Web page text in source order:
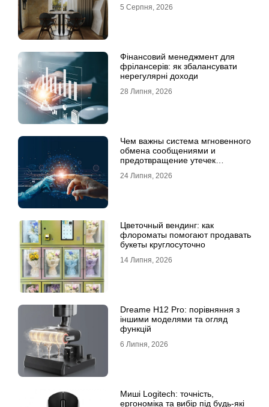
5 Серпня, 2026
Фінансовий менеджмент для
фрілансерів: як збалансувати
нерегулярні доходи
28 Липня, 2026
Чем важны система мгновенного
обмена сообщениями и
предотвращение утечек
24 Липня, 2026
Цветочный вендинг: как
флороматы помогают продавать
букеты круглосуточно
14 Липня, 2026
Dreame H12 Pro: порівняння з
іншими моделями та огляд
функцій
6 Липня, 2026
Миші Logitech: точність,
ергономіка та вибір під будь-які